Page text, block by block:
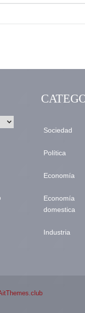
Sociedad
Política
Economía
Economía
domestica
Industria